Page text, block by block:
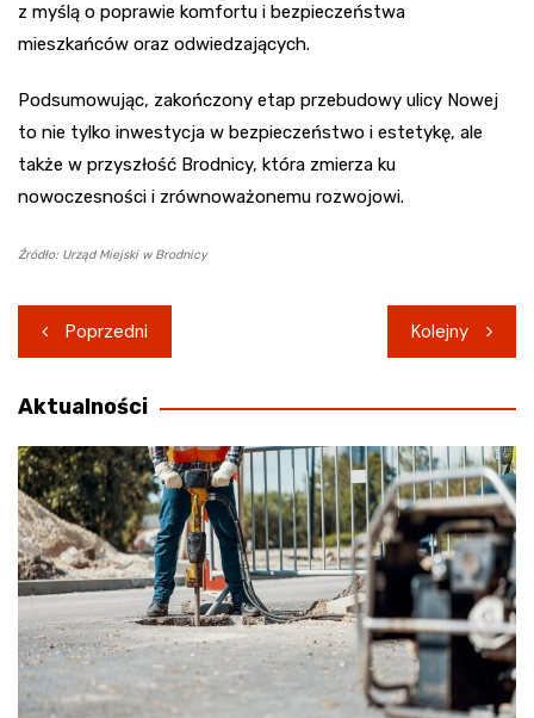
z myślą o poprawie komfortu i bezpieczeństwa
mieszkańców oraz odwiedzających.
Podsumowując, zakończony etap przebudowy ulicy Nowej
to nie tylko inwestycja w bezpieczeństwo i estetykę, ale
także w przyszłość Brodnicy, która zmierza ku
nowoczesności i zrównoważonemu rozwojowi.
Źródło: Urząd Miejski w Brodnicy
Nawigacja
wpisu
Poprzedni Kolejny
Aktualności